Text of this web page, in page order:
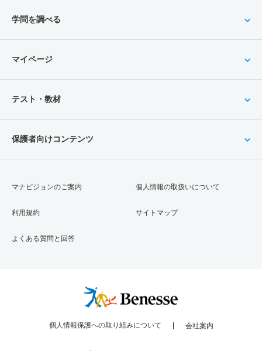
学問を調べる
マイページ
テスト・教材
保護者向けコンテンツ
マナビジョンのご案内
利用規約
よくある質問と回答
個人情報の取扱いについて
サイトマップ
個人情報保護への取り組みについて 会社案内